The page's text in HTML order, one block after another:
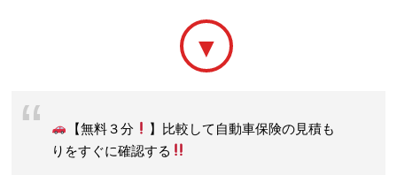
【無料３分
】比較して自動車保険の見積も
りをすぐに確認する